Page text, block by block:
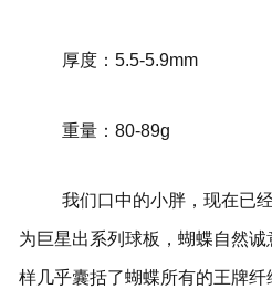
厚度：5.5-5.9mm
重量：80-89g
我们口中的小胖，现在已
为巨星出系列球板，蝴蝶自然诚
样几乎囊括了蝴蝶所有的王牌纤